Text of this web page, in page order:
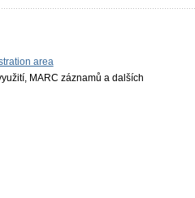
area
MARC záznamů a dalších